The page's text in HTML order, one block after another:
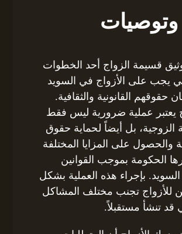
وتوصيات
قسيمة الزواج أحد الخطوات
يجب على الأزواج في السويد
حقوقهم القانونية والثقافية.
يعتبر عملية ضرورية ليس فقط
الزوجية، بل أيضاً لحماية حقوق
والحصول على المزايا المختلفة
الحكومة بموجب القوانين
بإجراء هذه العملية بشكل
للأزواج تجنب مختلف المشاكل
قد تنشأ مستقبلاً.